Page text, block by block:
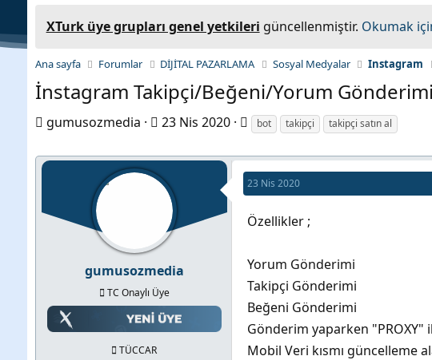
XTurk üye grupları genel yetkileri güncellenmiştir. Okumak
Ana sayfa Forumlar DİJİTAL PAZARLAMA Sosyal Medyalar Instagram
İnstagram Takipçi/Beğeni/Yorum Gönderimi
K
n
ş
gumusozmedia
B
ş
l
n
g
ı
ç
t
a
23 Nis 2020
E
i
k
t
e
r
bot takipçi takipçi satın al
gumusozmedia
TC Onaylı Üye
TÜCCAR
23 Nis 2020
Özellikler ;
Yorum Gönderimi
Takipçi Gönderimi
Beğeni Gönderimi
Gönderim yaparken
Mobil Veri kısmı güncelleme